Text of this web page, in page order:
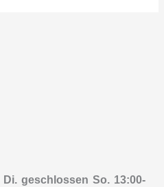
Di. geschlossen So. 13:00-